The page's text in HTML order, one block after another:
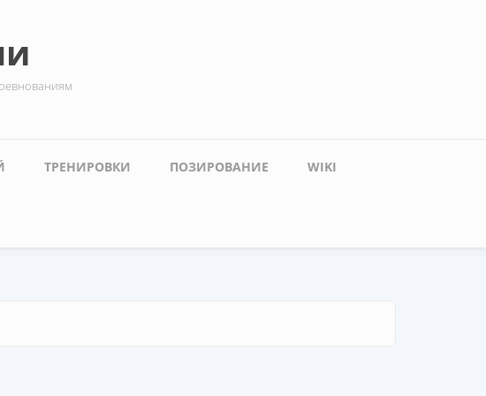
ТРЕНИРОВКИ ПОЗИРОВАНИЕ WIKI